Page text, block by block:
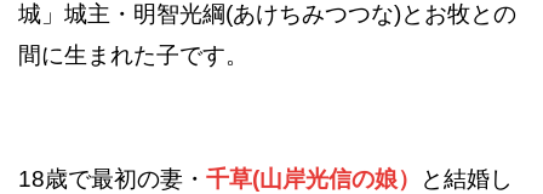
城」城主・明智光綱(あけちみつつな)とお牧との
間に生まれた子です。
18歳で最初の妻・ 千草(山岸光信の娘）
と結婚し